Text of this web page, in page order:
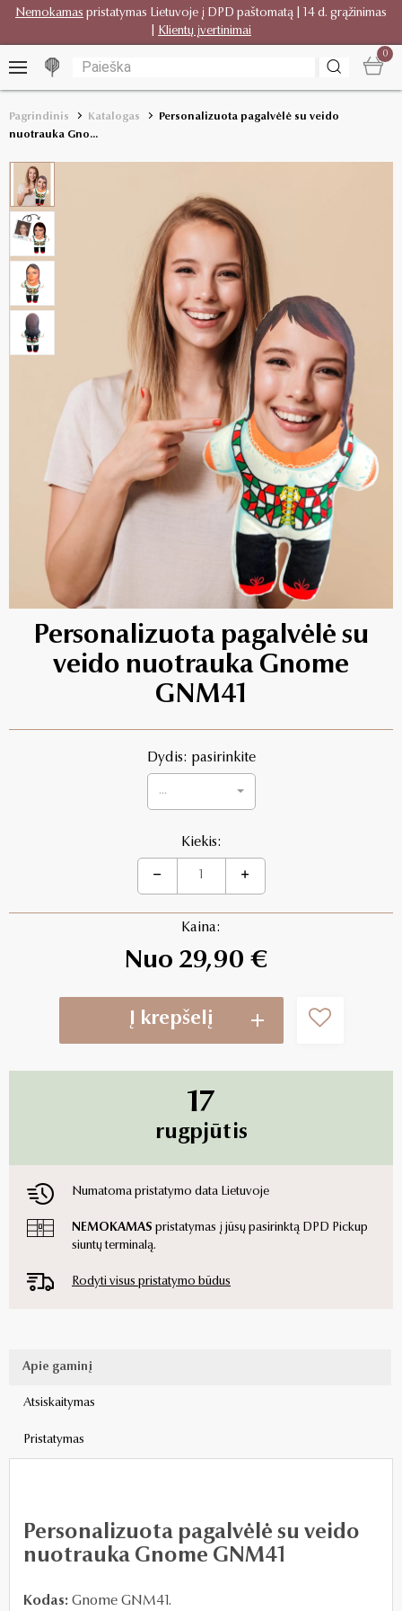
Nemokamas pristatymas Lietuvoje į DPD paštomatą | 14 d. grąžinimas
Klientų įvertinimai
0
Pagrindinis Katalogas
Personalizuota pagalvėlė su veido
nuotrauka Gno...
Personalizuota pagalvėlė su
veido nuotrauka Gnome
GNM41
Dydis: pasirinkite
...
Kiekis:
Kaina:
Nuo 29,90 €
Į krepšelį
17
rugpjūtis
Numatoma pristatymo data Lietuvoje
NEMOKAMAS pristatymas į jūsų pasirinktą DPD Pickup
siuntų terminalą.
Rodyti visus pristatymo būdus
Apie gaminį
Atsiskaitymas
Pristatymas
Personalizuota pagalvėlė su veido
nuotrauka Gnome GNM41
Kodas: Gnome GNM41.